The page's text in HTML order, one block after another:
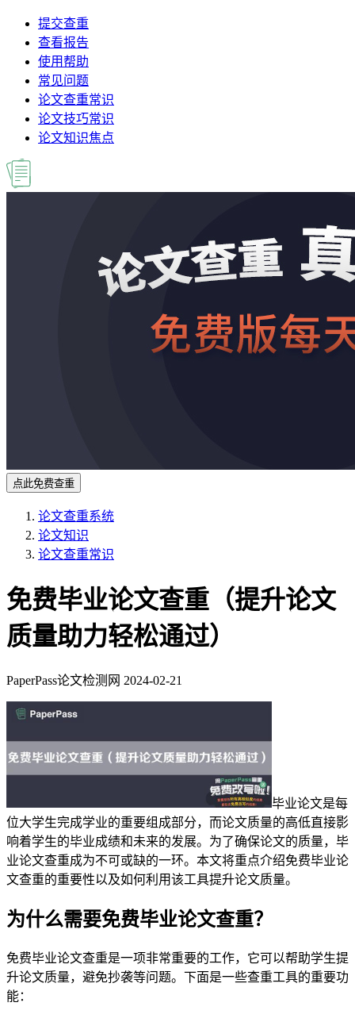
提交查重
查看报告
使用帮助
常见问题
论文查重常识
论文技巧常识
论文知识焦点
点此免费查重
论文查重系统
论文知识
论文查重常识
免费毕业论文查重（提升论文
质量助力轻松通过）
PaperPass论文检测网 2024-02-21
毕业论文是每
位大学生完成学业的重要组成部分，而论文质量的高低直接影
响着学生的毕业成绩和未来的发展。为了确保论文的质量，毕
业论文查重成为不可或缺的一环。本文将重点介绍免费毕业论
文查重的重要性以及如何利用该工具提升论文质量。
为什么需要免费毕业论文查重？
免费毕业论文查重是一项非常重要的工作，它可以帮助学生提
升论文质量，避免抄袭等问题。下面是一些查重工具的重要功
能：